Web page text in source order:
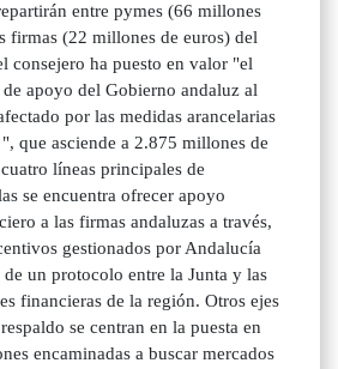
entre pymes (66 millones
firmas (22 millones de euros) del
consejero ha puesto en valor "el
apoyo del Gobierno andaluz al
por las medidas arancelarias
que asciende a 2.875 millones de
líneas principales de
se encuentra ofrecer apoyo
a las firmas andaluzas a través,
gestionados por Andalucía
un protocolo entre la Junta y las
financieras de la región. Otros ejes
se centran en la puesta en
encaminadas a buscar mercados